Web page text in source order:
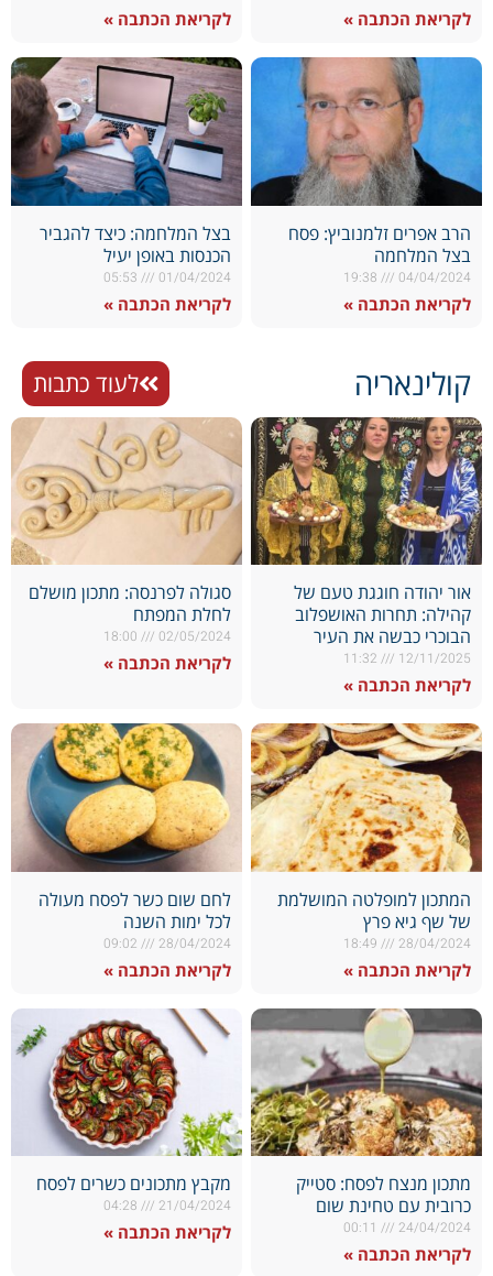
לקריאת הכתבה » לקריאת הכתבה »
הרב אפרים זלמנוביץ: פסח
בצל המלחמה
04/04/2024
לקריאת הכתבה »
בצל המלחמה: כיצד להגביר
הכנסות באופן יעיל
01/04/2024
לקריאת הכתבה »
קולינאריה לעוד כתבות
אור יהודה חוגגת טעם של
קהילה: תחרות האושפלוב
הבוכרי כבשה את העיר
12/11/2025
לקריאת הכתבה »
סגולה לפרנסה: מתכון מושלם
לחלת המפתח
02/05/2024
לקריאת הכתבה »
המתכון למופלטה המושלמת
של שף גיא פרץ
28/04/2024
לקריאת הכתבה »
לחם שום כשר לפסח מעולה
לכל ימות השנה
28/04/2024
לקריאת הכתבה »
מתכון מנצח לפסח: סטייק
כרובית עם טחינת שום
24/04/2024
לקריאת הכתבה »
מקבץ מתכונים כשרים לפסח
21/04/2024
לקריאת הכתבה »